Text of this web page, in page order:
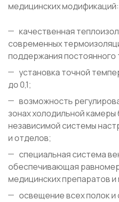
медицинских модификаций:
качественная
современных
поддержания
установка точной
до 0,1;
возможность
зонах холодильной
независимой системы
и отделов;
специальная система
обеспечивающая
медицинских препаратов
освещение всех полок и